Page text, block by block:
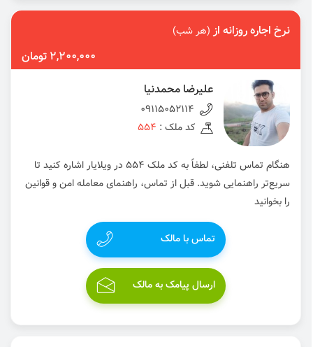
نرخ اجاره روزانه از(هر شب)
2,200,000 تومان
علیرضا محمدنیا
09115052114
کد ملک : 554
هنگام تماس تلفنی، لطفاً به کد ملک 554 در ویلایار اشاره کنید تا
سریع‌تر راهنمایی شوید. قبل از تماس، راهنمای معامله امن و قوانین
را بخوانید
تماس با مالک
ارسال پیامک به مالک